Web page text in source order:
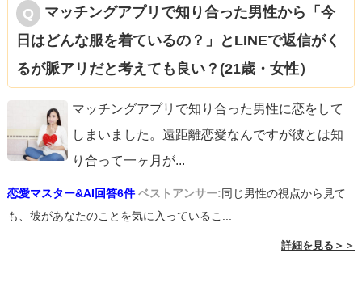
マッチングアプリで知り合った男性から「今
日はどんな服を着ているの？」とLINEで返信がく
るが脈アリだと考えても良い？(21歳・女性）
マッチングアプリで知り合った男性に恋をして
しまいました。遠距離恋愛なんですが彼とは知
り合って一ヶ月が...
恋愛マスター&AI回答6件 ベストアンサー:同じ男性の視点から見て
も、彼があなたのことを気に入っているこ...
詳細を見る＞＞